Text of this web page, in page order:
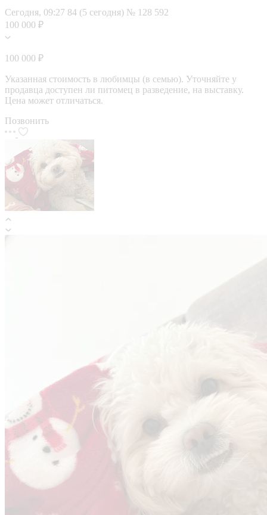
Сегодня, 09:27 84 (5 сегодня) № 128 592
100 000 ₽
100 000 ₽
Указанная стоимость в любимцы (в семью). Уточняйте у
продавца доступен ли питомец в разведение, на выставку.
Цена может отличаться.
Позвонить